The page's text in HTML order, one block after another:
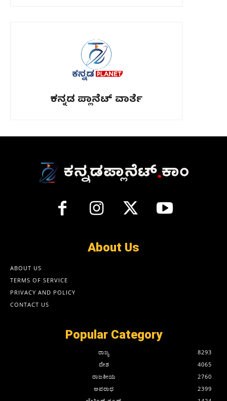
ಕನ್ನಡ ಪ್ಲಾನೆಟ್ ವಾರ್ತೆ
About Us
ABOUT US
TERMS OF SERVICE
PRIVACY AND POLICY
CONTACT US
Popular Category
ರಾಜ್ಯ
8293
ದೇಶ
4065
ರಾಜಕೀಯ
2760
ಅಪರಾಧ
2399